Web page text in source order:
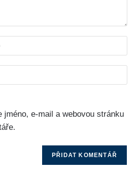
jméno, e-mail a webovou stránku